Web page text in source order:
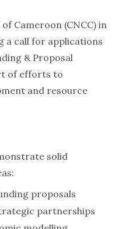
Cameroon (CNCC) in
a call for applications
& Proposal
of efforts to
and resource
solid
proposals
partnerships